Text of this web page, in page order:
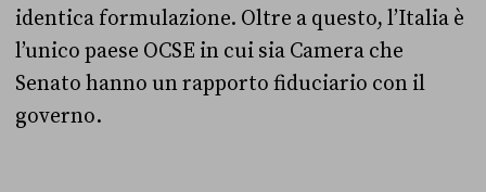
identica formulazione. Oltre a questo, l’Italia è
l’unico paese OCSE in cui sia Camera che
Senato hanno un rapporto fiduciario con il
governo.